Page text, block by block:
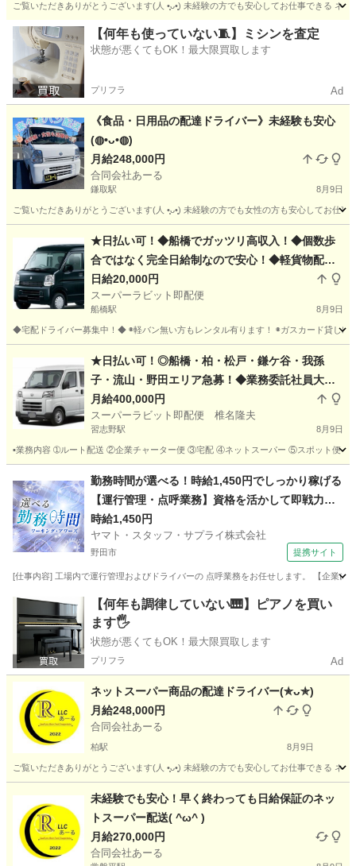
ご覧いただきありがとうございます(⁠人⁠ ⁠•͈⁠ᴗ⁠•͈⁠) 未経験の方でも安心してお仕事できる
千葉 木更津市 木更津駅 ドライバー 業務委託契約
【何年も使っていない🧵】ミシンを査定
状態が悪くてもOK！最大限買取します
プリフラ Ad
《食品・日用品の配達ドライバー》未経験も安心
(⁠◍⁠•⁠ᴗ⁠•⁠◍⁠)
月給248,000円
合同会社あーる
鎌取駅 8月9日
ご覧いただきありがとうございます(⁠人⁠ ⁠•͈⁠ᴗ⁠•͈⁠) 未経験の方でも女性の方も安心してお仕
鎌取駅 ドライバー 業務委託契約
★日払い可！◆船橋でガッツリ高収入！◆個数歩
合ではなく完全日給制なので安心！◆軽貨物配
送！◆￥20,000以上◆宅配ドライバー大募集！◆
前払い、車両貸出、何でもご相談下さい！◆
日給20,000円
スーパーラビット即配便
船橋駅 8月9日
◆宅配ドライバー募集中！◆ ◉軽バン無い方もレンタル有ります！ ◉ガスカード貸し出
船橋駅 配送 期間限定
★日払い可！◎船橋・柏・松戸・鎌ケ谷・我孫
子・流山・野田エリア急募！◆業務委託社員大募
集！◆軽貨物ルート配送及びドライバー管理◆￥5
00,000以上可◆車両レンタル◆前払い◆寮◆何で
もご相談下さい！◆
月給400,000円
スーパーラビット即配便 椎名隆夫
習志野駅 8月9日
▪業務内容 ➀ルート配送 ②企業チャーター便 ③宅配 ④ネットスーパー ⑤スポット便 等
習志野駅 ドライバー ネットスーパー
勤務時間が選べる！時給1,450円でしっかり稼げる
【運行管理・点呼業務】資格を活かして即戦力に
なれる
時給1,450円
ヤマト・スタッフ・サプライ株式会社
野田市 提携サイト
[仕事内容] 工場内で運行管理およびドライバーの 点呼業務をお任せします。 【企業
千葉 野田市 ドライバー
【何年も調律していない🎹】ピアノを買い
ます🖐️
状態が悪くてもOK！最大限買取します
プリフラ Ad
ネットスーパー商品の配達ドライバー(⁠✯⁠ᴗ⁠✯⁠)
月給248,000円
合同会社あーる
柏駅 8月9日
ご覧いただきありがとうございます(⁠人⁠ ⁠•͈⁠ᴗ⁠•͈⁠) 未経験の方でも安心してお仕事できる
柏駅 ドライバー 業務委託契約
未経験でも安心！早く終わっても日給保証のネッ
トスーパー配送( ^ω^ )
月給270,000円
合同会社あーる